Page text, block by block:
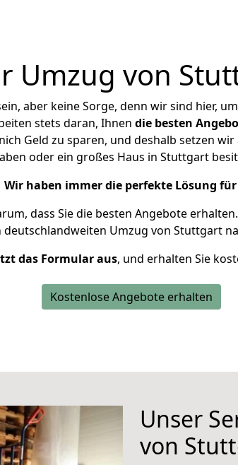
Umzug von
aber keine Sorge, denn wir sind hier,
stets daran, Ihnen die besten
Geld zu sparen, und deshalb setzen
oder ein großes Haus in Stuttgart
Wir haben immer die perfekte Lösung für
dass Sie die besten Angebote erhalten.
deutschlandweiten Umzug von Stuttgart
das Formular aus, und erhalten Sie
Kostenlose Angebote erhalten
Unser
von